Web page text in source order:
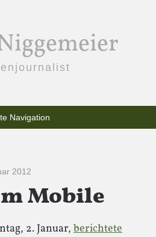
Navigation
2012
Mobile
2. Januar, berichtete